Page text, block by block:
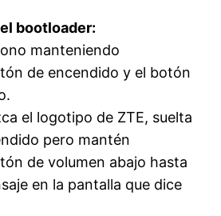
bootloader:
manteniendo
de encendido y el botón
el logotipo de ZTE, suelta
pero mantén
de volumen abajo hasta
en la pantalla que dice